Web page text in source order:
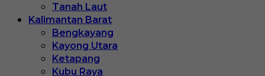
Tanah Laut
Kalimantan Barat
Bengkayang
Kayong Utara
Ketapang
Kubu Raya